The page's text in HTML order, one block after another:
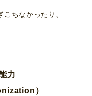
ちなかったり、
力
）